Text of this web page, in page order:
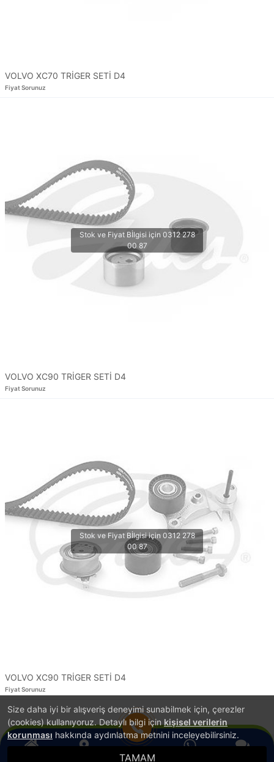
Size daha iyi bir alışveriş deneyimi sunabilmek için, çerezler
(cookies) kullanıyoruz. Detaylı bilgi için kişisel verilerin
korunması hakkında aydınlatma metnini inceleyebilirsiniz.
TAMAM
VOLVO XC70 TRİGER SETİ D4
Fiyat Sorunuz
VOLVO XC90 TRİGER SETİ D4
Fiyat Sorunuz
VOLVO XC90 TRİGER SETİ D4
Fiyat Sorunuz
1